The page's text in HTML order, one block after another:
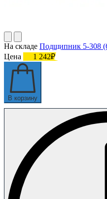
На складе Подшипник 5-308
Цена
1 242₽
В корзину